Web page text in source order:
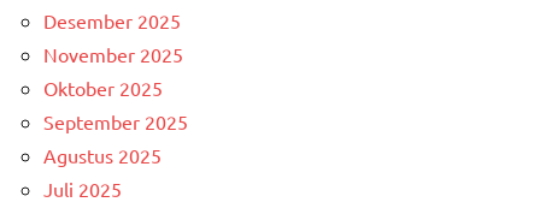
Desember 2025
November 2025
Oktober 2025
September 2025
Agustus 2025
Juli 2025